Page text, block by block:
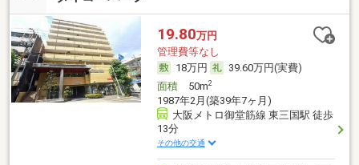
19.80万円
管理費等なし
18万円
39.60万円(実費)
面積50m2
1987年2月(築39年7ヶ月)
大阪メトロ御堂筋線 東三国駅 徒歩
13分
その他の交通